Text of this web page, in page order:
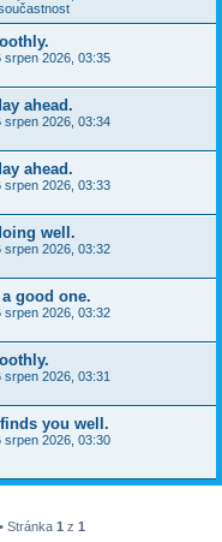
srpen 2026, 03:35
ahead.
srpen 2026, 03:34
ahead.
srpen 2026, 03:33
well.
srpen 2026, 03:32
good one.
srpen 2026, 03:32
srpen 2026, 03:31
you well.
srpen 2026, 03:30
Stránka 1 z 1